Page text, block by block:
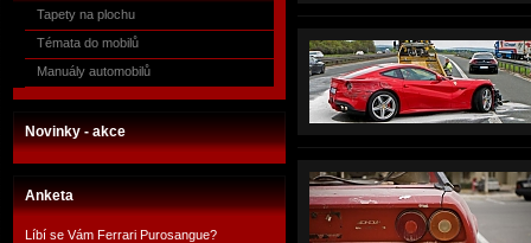
Tapety na plochu
Témata do mobilů
Manuály automobilů
Novinky - akce
Anketa
Líbí se Vám Ferrari Purosangue?